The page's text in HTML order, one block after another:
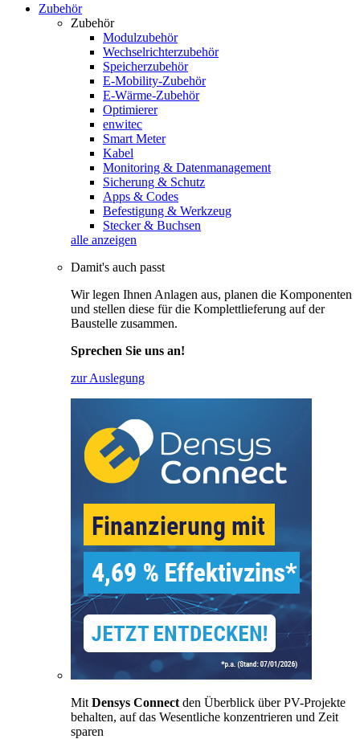
Zubehör
Zubehör
Modulzubehör
Wechselrichterzubehör
Speicherzubehör
E-Mobility-Zubehör
E-Wärme-Zubehör
Optimierer
enwitec
Smart Meter
Kabel
Monitoring & Datenmanagement
Sicherung & Schutz
Apps & Codes
Befestigung & Werkzeug
Stecker & Buchsen
alle anzeigen
Damit's auch passt
Wir legen Ihnen Anlagen aus, planen die Komponenten
und stellen diese für die Komplettlieferung auf der
Baustelle zusammen.
Sprechen Sie uns an!
zur Auslegung
Mit Densys Connect den Überblick über PV-Projekte
behalten, auf das Wesentliche konzentrieren und Zeit
sparen